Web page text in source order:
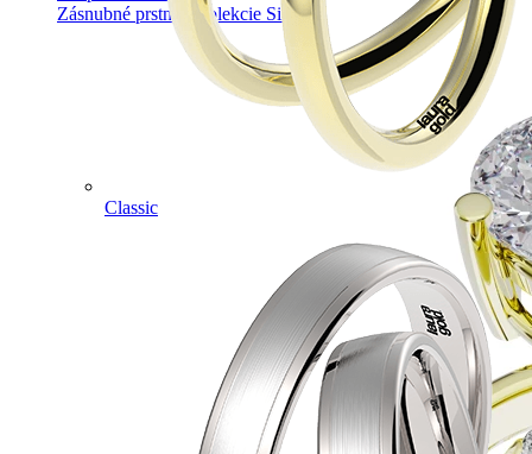
Zásnubné prstne z kolekcie Simple.
Classic